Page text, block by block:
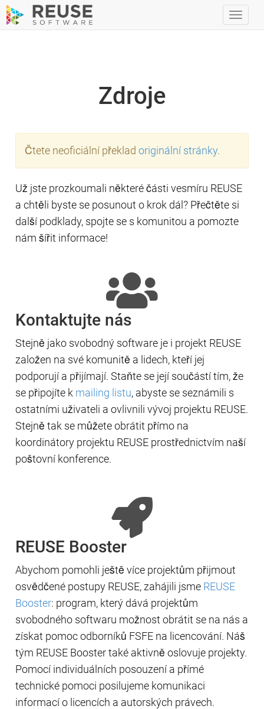
Zdroje
Čtete neoficiální překladoriginální stránky.
Už jste prozkoumali některé části vesmíru REUSE
a chtěli byste se posunout o krok dál? Přečtěte si
další podklady, spojte se s komunitou a pomozte
nám šířit informace!
Kontaktujte nás
Stejně jako svobodný software je i projekt REUSE
založen na své komunitě a lidech, kteří jej
podporují a přijímají. Staňte se její součástí tím, že
se připojíte k mailing listu, abyste se seznámili s
ostatními uživateli a ovlivnili vývoj projektu REUSE.
Stejně tak se můžete obrátit přímo na
koordinátory projektu REUSE prostřednictvím naší
poštovní konference.
REUSE Booster
Abychom pomohli ještě více projektům přijmout
osvědčené postupy REUSE, zahájili jsme REUSE
Booster: program, který dává projektům
svobodného softwaru možnost obrátit se na nás a
získat pomoc odborníků FSFE na licencování. Náš
tým REUSE Booster také aktivně oslovuje projekty.
Pomocí individuálních posouzení a přímé
technické pomoci posilujeme komunikaci
informací o licencích a autorských právech.